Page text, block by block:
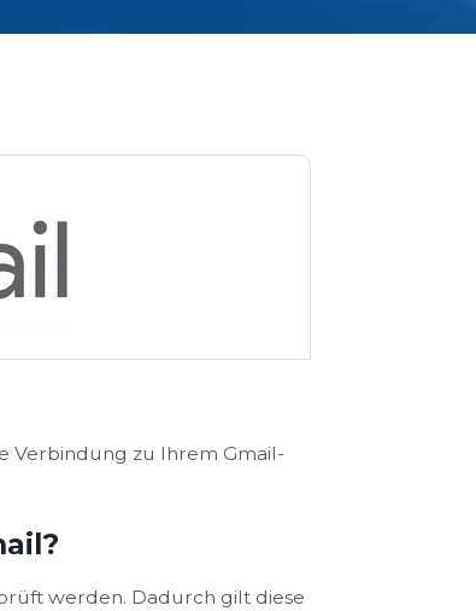
Verbindung zu Ihrem Gmail-
werden. Dadurch gilt diese